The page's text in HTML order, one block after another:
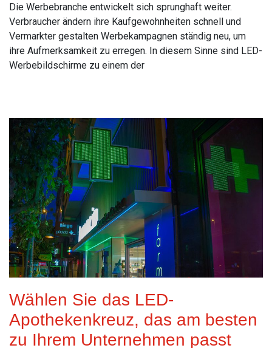
Die Werbebranche entwickelt sich sprunghaft weiter.
Verbraucher ändern ihre Kaufgewohnheiten schnell und
Vermarkter gestalten Werbekampagnen ständig neu, um
ihre Aufmerksamkeit zu erregen. In diesem Sinne sind LED-
Werbebildschirme zu einem der
Wählen Sie das LED-
Apothekenkreuz, das am besten
zu Ihrem Unternehmen passt